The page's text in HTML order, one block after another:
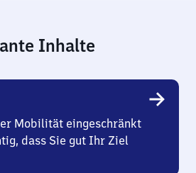
Inhalte
Mobilität eingeschränkt
dass Sie gut Ihr Ziel